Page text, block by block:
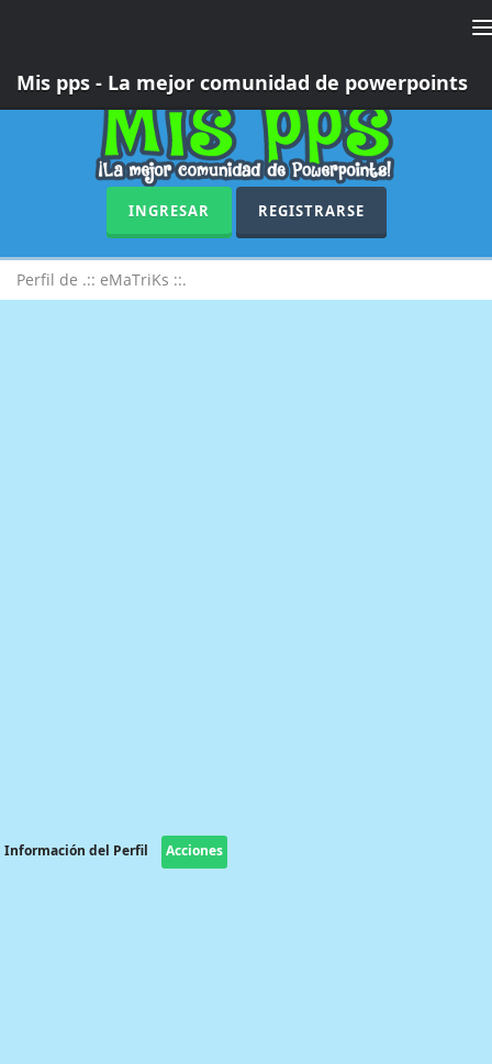
Mis pps - La mejor comunidad de powerpoints
INGRESAR REGISTRARSE
Perfil de .:: eMaTriKs ::.
Información del Perfil Acciones